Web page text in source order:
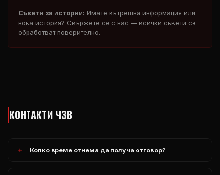
Съвети за истории: Имате вътрешна информация или
нова история? Свържете се с нас — всички съвети се
обработват поверително.
КОНТАКТИ ЧЗВ
Колко време отнема да получа отговор?